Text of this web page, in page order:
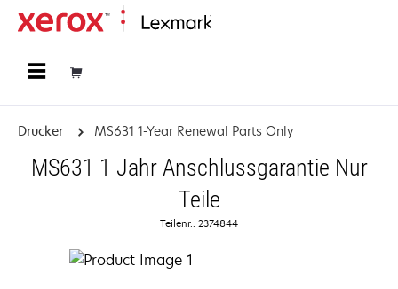
Drucker MS631 1-Year Renewal Parts Only
MS631 1 Jahr Anschlussgarantie Nur
Teile
Teilenr.: 2374844